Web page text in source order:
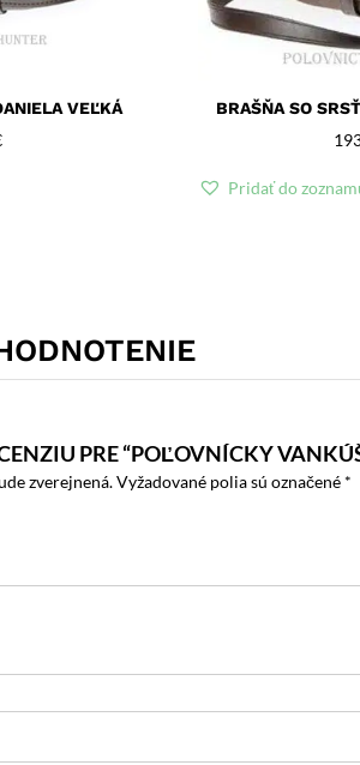
VEĽKÁ BRAŠŇA SO
Pridať do
PRE “POĽOVNÍCKY
zverejnená. Vyžadované polia sú označené *